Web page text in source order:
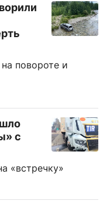
повороте и
с
«встречку»